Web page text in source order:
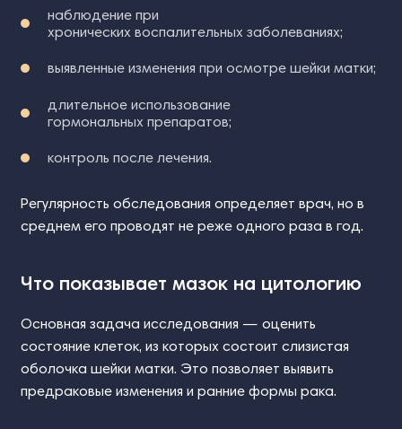
наблюдение при
хронических воспалительных заболеваниях;
выявленные изменения при осмотре шейки матки;
длительное использование
гормональных препаратов;
контроль после лечения.
Регулярность обследования определяет врач, но в
среднем его проводят не реже одного раза в год.
Что показывает мазок на цитологию
Основная задача исследования — оценить
состояние клеток, из которых состоит слизистая
оболочка шейки матки. Это позволяет выявить
предраковые изменения и ранние формы рака.